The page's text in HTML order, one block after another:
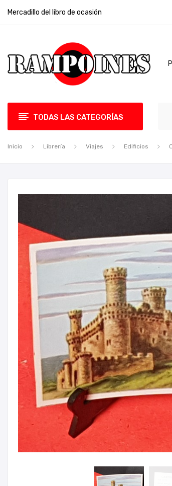
Mercadillo del libro de ocasión
TODAS LAS CATEGORÍAS
Inicio Librería Viajes Edificios